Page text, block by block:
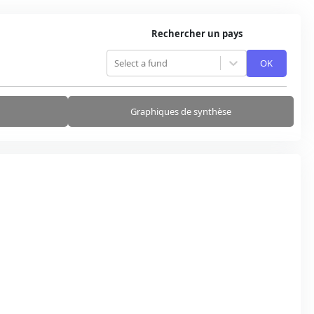
Rechercher un pays
Select a fund OK
Graphiques de synthèse